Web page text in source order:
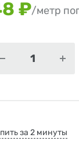
₽/метр
за 2 минуты